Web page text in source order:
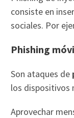
consiste en
sociales. Por
Phishing
Son ataques de
los dispositivos
Aprovechar